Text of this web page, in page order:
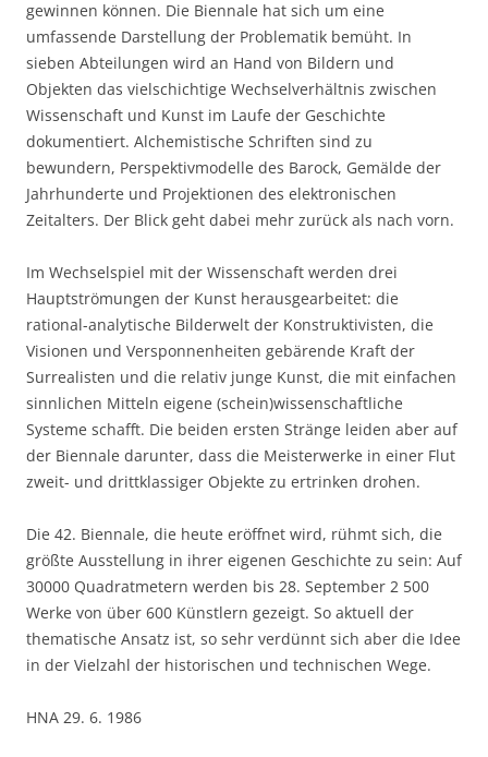
gewinnen können. Die Biennale hat sich um eine
umfassende Darstellung der Problematik bemüht. In
sieben Abteilungen wird an Hand von Bildern und
Objekten das vielschichtige Wechselverhältnis zwischen
Wissenschaft und Kunst im Laufe der Geschichte
dokumentiert. Alchemistische Schriften sind zu
bewundern, Perspektivmodelle des Barock, Gemälde der
Jahrhunderte und Projektionen des elektronischen
Zeitalters. Der Blick geht dabei mehr zurück als nach vorn.
Im Wechselspiel mit der Wissenschaft werden drei
Hauptströmungen der Kunst herausgearbeitet: die
rational-analytische Bilderwelt der Konstruktivisten, die
Visionen und Versponnenheiten gebärende Kraft der
Surrealisten und die relativ junge Kunst, die mit einfachen
sinnlichen Mitteln eigene (schein)wissenschaftliche
Systeme schafft. Die beiden ersten Stränge leiden aber auf
der Biennale darunter, dass die Meisterwerke in einer Flut
zweit- und drittklassiger Objekte zu ertrinken drohen.
Die 42. Biennale, die heute eröffnet wird, rühmt sich, die
größte Ausstellung in ihrer eigenen Geschichte zu sein: Auf
30000 Quadratmetern werden bis 28. September 2 500
Werke von über 600 Künstlern gezeigt. So aktuell der
thematische Ansatz ist, so sehr verdünnt sich aber die Idee
in der Vielzahl der historischen und technischen Wege.
HNA 29. 6. 1986